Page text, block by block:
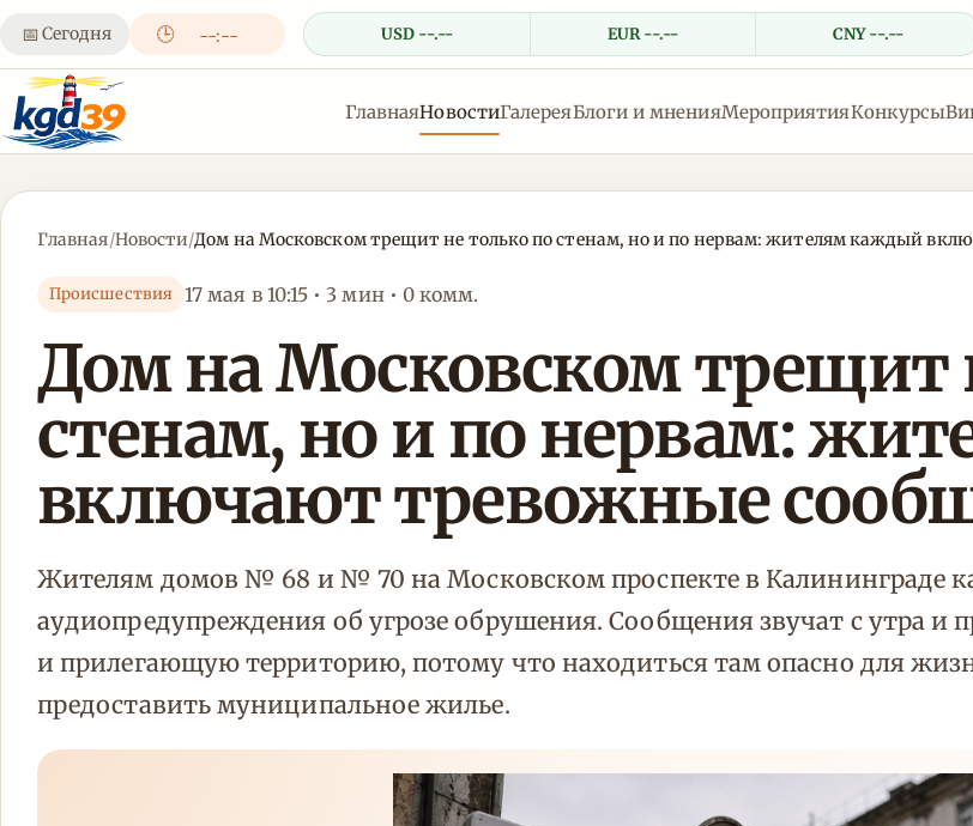
📅 Сегодня 🕒 --:-- USD --.-- EUR --.-- CNY --.--
ГлавнаяНовостиГалереяБлоги и мненияМероприятияКонкурсы
Главная/Новости/Дом на Московском трещит не только по стенам, но и по нервам: жителям каждый
Происшествия 17 мая в 10:15 • 3 мин • 0 комм.
Дом на Московском трещит
стенам, но и по нервам:
включают тревожные
Жителям домов № 68 и № 70 на Московском проспекте в Калининграде
аудиопредупреждения об угрозе обрушения. Сообщения звучат с утра и
и прилегающую территорию, потому что находиться там опасно для
предоставить муниципальное жилье.